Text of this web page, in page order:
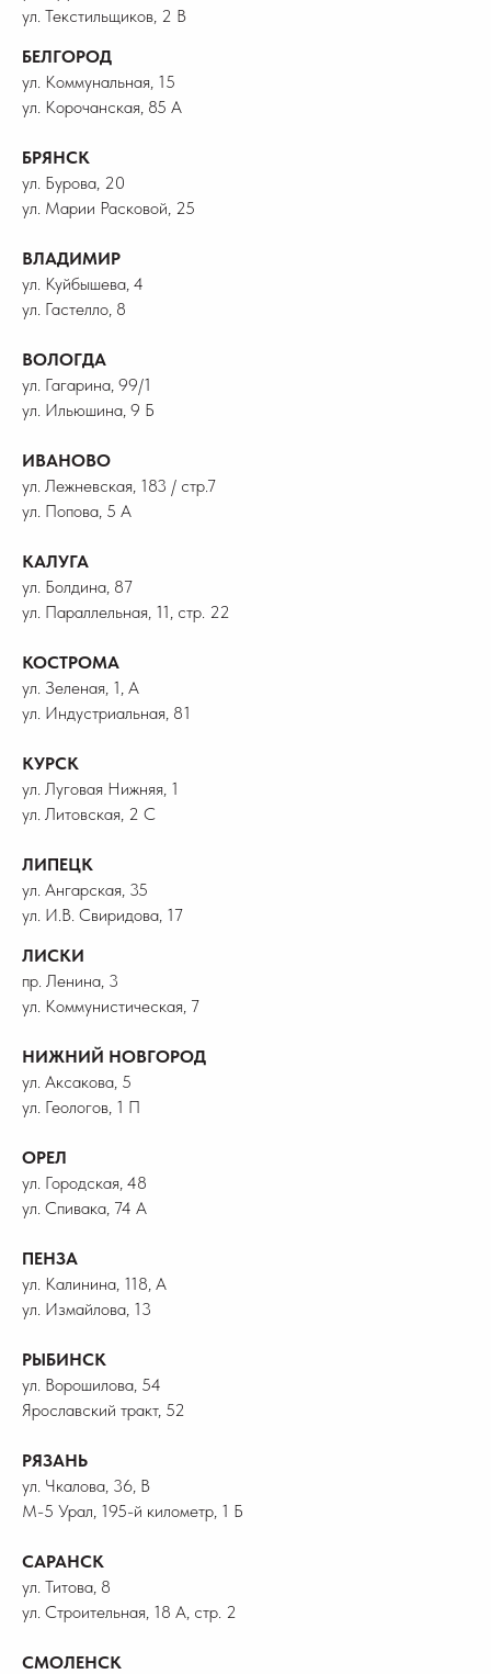
ул. Текстильщиков, 2 В
БЕЛГОРОД
ул. Коммунальная, 15
ул. Корочанская, 85 А
БРЯНСК
ул. Бурова, 20
ул. Марии Расковой, 25
ВЛАДИМИР
ул. Куйбышева, 4
ул. Гастелло, 8
ВОЛОГДА
ул. Гагарина, 99/1
ул. Ильюшина, 9 Б
ИВАНОВО
ул. Лежневская, 183 / стр.7
ул. Попова, 5 А
КАЛУГА
ул. Болдина, 87
ул. Параллельная, 11, стр. 22
КОСТРОМА
ул. Зеленая, 1, А
ул. Индустриальная, 81
КУРСК
ул. Луговая Нижняя, 1
ул. Литовская, 2 С
ЛИПЕЦК
ул. Ангарская, 35
ул. И.В. Свиридова, 17
ЛИСКИ
пр. Ленина, 3
ул. Коммунистическая, 7
НИЖНИЙ НОВГОРОД
ул. Аксакова, 5
ул. Геологов, 1 П
ОРЕЛ
ул. Городская, 48
ул. Спивака, 74 А
ПЕНЗА
ул. Калинина, 118, А
ул. Измайлова, 13
РЫБИНСК
ул. Ворошилова, 54
Ярославский тракт, 52
РЯЗАНЬ
ул. Чкалова, 36, В
М-5 Урал, 195-й километр, 1 Б
САРАНСК
ул. Титова, 8
ул. Строительная, 18 А, стр. 2
СМОЛЕНСК